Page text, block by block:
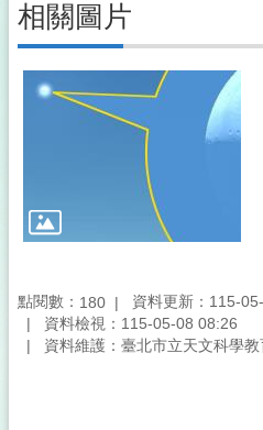
相關圖片
點閱數： 180
資料更新：115-
資料檢視：115-05-08 08:26
資料維護：臺北市立天文科學